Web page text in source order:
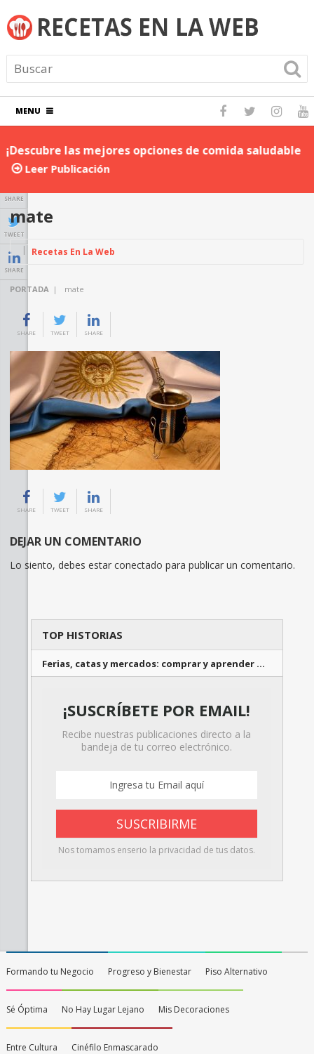
MENU
¡Descubre las mejores opciones de comida saludable
para llevar al trabajo!
Leer Publicación
SHARE
TWEET
SHARE
mate
Recetas En La Web
PORTADA | mate
SHARE TWEET SHARE
SHARE TWEET SHARE
DEJAR UN COMENTARIO
Lo siento, debes estar conectado para publicar un comentario.
TOP HISTORIAS
Ferias, catas y mercados: comprar y aprender …
¡SUSCRÍBETE POR EMAIL!
Recibe nuestras publicaciones directo a la
bandeja de tu correo electrónico.
Nos tomamos enserio la privacidad de tus datos.
Formando tu Negocio Progreso y Bienestar Piso Alternativo
Sé Óptima No Hay Lugar Lejano Mis Decoraciones
Entre Cultura Cinéfilo Enmascarado